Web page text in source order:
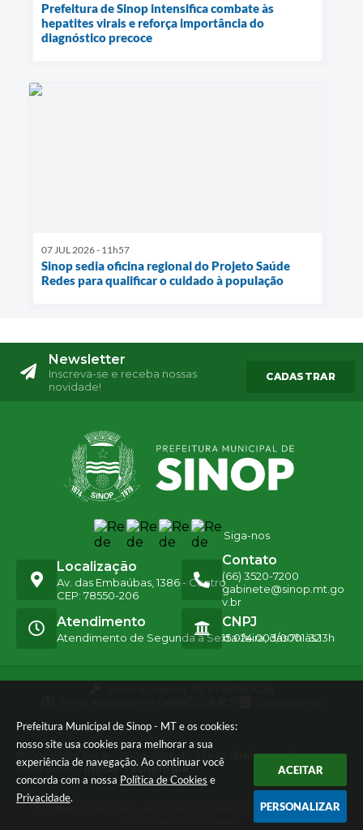
Prefeitura Municipal de Sinop - MT e os cookies:
nosso site usa cookies para melhorar a sua
experiência de navegação. Ao continuar você
concorda com a nossa Política de Cookies e
Privacidade.
ACEITAR
PERSONALIZAR
Prefeitura de Sinop intensifica combate às
hepatites virais e reforça importância do
diagnóstico precoce
07 JUL 2026 - 11h57
Sinop sedia oficina regional do Projeto Saúde
Redes para qualificar o cuidado à população
Newsletter
Inscreva-se e receba nossas
novidade!
CADASTRAR
Siga-nos
Localização
Av. das Embaúbas, 1386 - Centro
CEP: 78550-206
Contato
(66) 3520-7200
gabinete@sinop.mt.go
v.br
Atendimento
Atendimento de Segunda a Sexta-feira, das 7h às 13h
CNPJ
15.024.003/0001-32
© Copyright Instar - 2006-2026. Todos os direitos
reservados - Instar Tecnologia